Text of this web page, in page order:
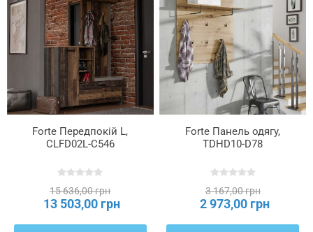
Forte Передпокій L,
CLFD02L-C546
15 636,00 грн
13 503,00 грн
Forte Панель одягу,
TDHD10-D78
3 167,00 грн
2 973,00 грн